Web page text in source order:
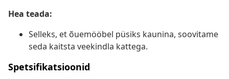
Hea teada:
Selleks, et õuemööbel püsiks kaunina, soovitame
seda kaitsta veekindla kattega.
Spetsifikatsioonid